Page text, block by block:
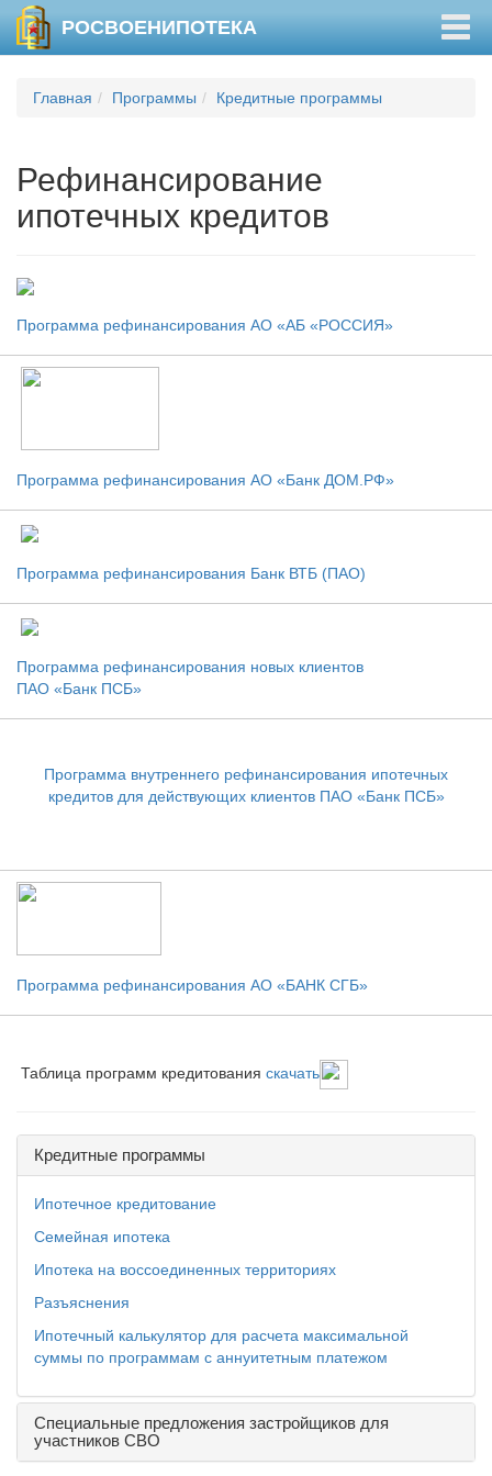
РОСВОЕНИПОТЕКА
Главная Программы Кредитные программы
Рефинансирование
ипотечных кредитов
Программа рефинансирования АО «АБ «РОССИЯ»
Программа рефинансирования АО «Банк ДОМ.РФ»
Программа рефинансирования Банк ВТБ (ПАО)
Программа рефинансирования новых клиентов
ПАО «Банк ПСБ»
Программа внутреннего рефинансирования ипотечных
кредитов для действующих клиентов ПАО «Банк ПСБ»
Программа рефинансирования АО «БАНК СГБ»
Таблица программ кредитования скачать
Кредитные программы
Ипотечное кредитование
Семейная ипотека
Ипотека на воссоединенных территориях
Разъяснения
Ипотечный калькулятор для расчета максимальной
суммы по программам с аннуитетным платежом
Специальные предложения застройщиков для
участников СВО